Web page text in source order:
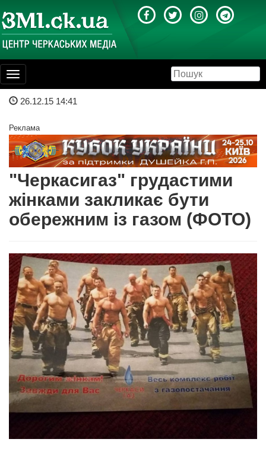
Toggle
navigation
26.12.15 14:41
Реклама
"Черкасигаз" грудастими
жінками закликає бути
обережним із газом (ФОТО)